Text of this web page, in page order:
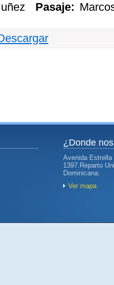
Pasaje:
¿Donde
Avenida
1397.Reparto
Dominicana.
Ver mapa